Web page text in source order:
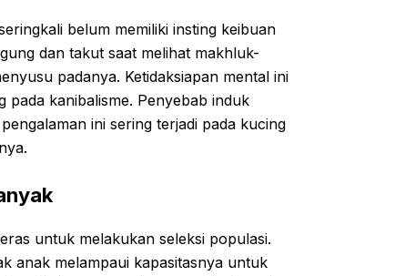
belum memiliki insting keibuan
dan takut saat melihat makhluk-
padanya. Ketidaksiapan mental ini
pada kanibalisme. Penyebab induk
ini sering terjadi pada kucing
untuk melakukan seleksi populasi.
anak melampaui kapasitasnya untuk